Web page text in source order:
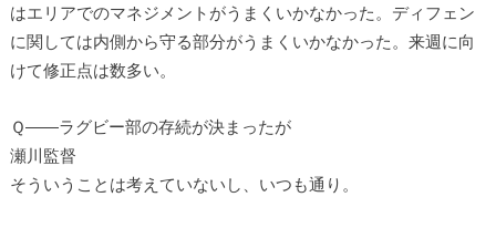
はエリアでのマネジメントがうまくいかなかった。ディフェン
に関しては内側から守る部分がうまくいかなかった。来週に向
けて修正点は数多い。
Ｑ――ラグビー部の存続が決まったが
瀬川監督
そういうことは考えていないし、いつも通り。